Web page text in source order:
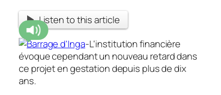
Listen to this article
-L‘institution financière
évoque cependant un nouveau retard dans
ce projet en gestation depuis plus de dix
ans.